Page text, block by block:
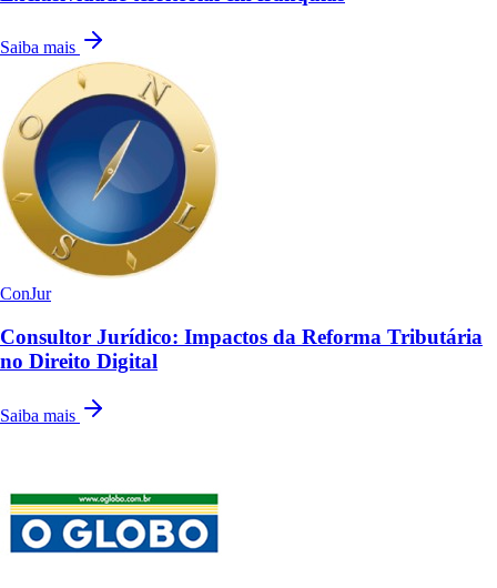
Saiba mais
ConJur
Consultor Jurídico: Impactos da Reforma Tributária
no Direito Digital
Saiba mais